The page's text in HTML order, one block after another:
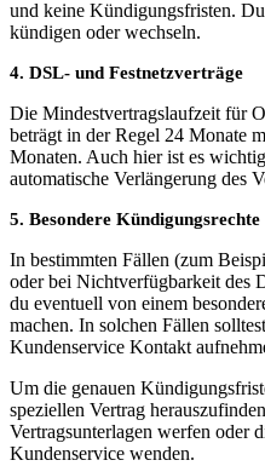
und keine Kündigungsfristen.
kündigen oder wechseln.
4. DSL- und Festnetzverträge
Die Mindestvertragslaufzeit für
beträgt in der Regel 24 Monate
Monaten. Auch hier ist es
automatische Verlängerung des
5. Besondere Kündigungsrechte
In bestimmten Fällen (zum
oder bei Nichtverfügbarkeit des
du eventuell von einem
machen. In solchen Fällen
Kundenservice Kontakt
Um die genauen
speziellen Vertrag
Vertragsunterlagen werfen oder
Kundenservice wenden.